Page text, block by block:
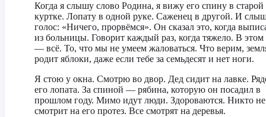
Когда я слышу слово Родина, я вижу его спину в старой
куртке. Лопату в одной руке. Саженец в другой. И
голос: «Ничего, прорвёмся». Он сказал это, когда
из больницы. Говорит каждый раз, когда тяжело. В этом
— всё. То, что мы не умеем жаловаться. Что верим,
родит яблоки, даже если тебе за семьдесят и нет ноги.
Я стою у окна. Смотрю во двор. Дед сидит на лавке.
его лопата. За спиной — рябина, которую он посадил в
прошлом году. Мимо идут люди. Здороваются. Никто не
смотрит на его протез. Все смотрят на деревья.